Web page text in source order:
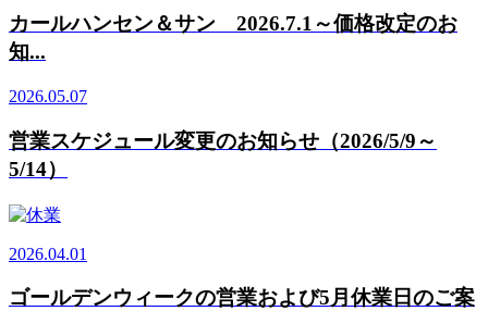
カールハンセン＆サン 2026.7.1～価格改定のお
知...
2026.05.07
営業スケジュール変更のお知らせ（2026/5/9～
5/14）
2026.04.01
ゴールデンウィークの営業および5月休業日のご案